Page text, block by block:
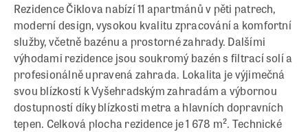
Rezidence Čiklova nabízí 11 apartmánů v pěti patrech,
moderní design, vysokou kvalitu zpracování a komfortní
služby, včetně bazénu a prostorné zahrady. Dalšími
výhodami rezidence jsou soukromý bazén s filtrací solí a
profesionálně upravená zahrada. Lokalita je výjimečná
svou blízkostí k Vyšehradským zahradám a výbornou
dostupností díky blízkosti metra a hlavních dopravních
tepen. Celková plocha rezidence je 1 678 m². Technické